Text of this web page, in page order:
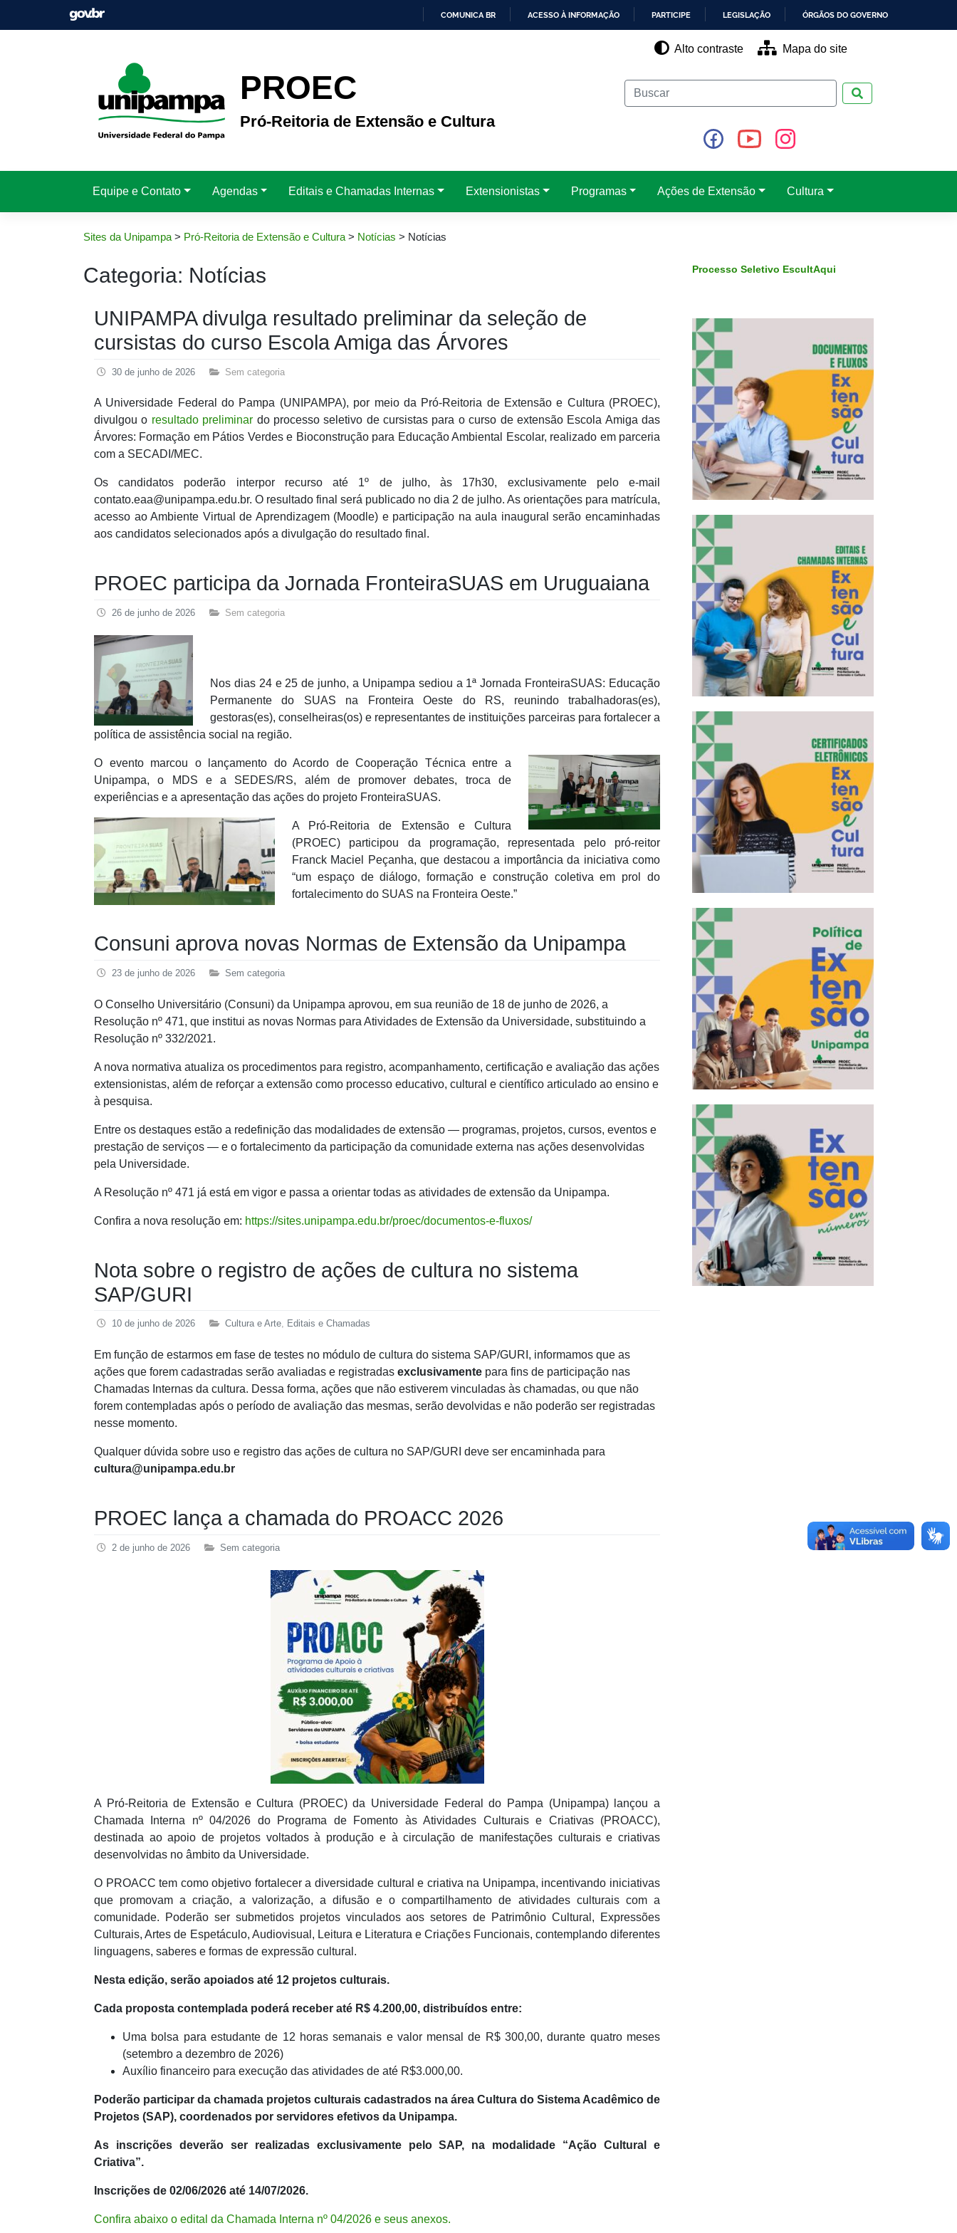
COMUNICA BR ACESSO À INFORMAÇÃO PARTICIPE LEGISLAÇÃO ÓRGÃOS DO GOVERNO
PROEC
Pró-Reitoria de Extensão e Cultura
Alto contraste Mapa do site
Equipe e Contato Agendas Editais e Chamadas Internas Extensionistas Programas Ações de Extensão Cultura
Sites da Unipampa> Pró-Reitoria de Extensão e Cultura> Notícias > Notícias
Categoria: Notícias
UNIPAMPA divulga resultado preliminar da seleção de
cursistas do curso Escola Amiga das Árvores
30 de junho de 2026 Sem categoria
A Universidade Federal do Pampa (UNIPAMPA), por meio da Pró-Reitoria de Extensão e Cultura (PROEC),
divulgou o resultado preliminar do processo seletivo de cursistas para o curso de extensão Escola Amiga das
Árvores: Formação em Pátios Verdes e Bioconstrução para Educação Ambiental Escolar, realizado em parceria
com a SECADI/MEC.
Os candidatos poderão interpor recurso até 1º de julho, às 17h30, exclusivamente pelo e-mail
contato.eaa@unipampa.edu.br. O resultado final será publicado no dia 2 de julho. As orientações para matrícula,
acesso ao Ambiente Virtual de Aprendizagem (Moodle) e participação na aula inaugural serão encaminhadas
aos candidatos selecionados após a divulgação do resultado final.
PROEC participa da Jornada FronteiraSUAS em Uruguaiana
26 de junho de 2026 Sem categoria
Nos dias 24 e 25 de junho, a Unipampa sediou a 1ª Jornada FronteiraSUAS: Educação
Permanente do SUAS na Fronteira Oeste do RS, reunindo trabalhadoras(es),
gestoras(es), conselheiras(os) e representantes de instituições parceiras para fortalecer a
política de assistência social na região.
O evento marcou o lançamento do Acordo de Cooperação Técnica entre a
Unipampa, o MDS e a SEDES/RS, além de promover debates, troca de
experiências e a apresentação das ações do projeto FronteiraSUAS.
A Pró-Reitoria de Extensão e Cultura
(PROEC) participou da programação, representada pelo pró-reitor
Franck Maciel Peçanha, que destacou a importância da iniciativa como
“um espaço de diálogo, formação e construção coletiva em prol do
fortalecimento do SUAS na Fronteira Oeste.”
Consuni aprova novas Normas de Extensão da Unipampa
23 de junho de 2026 Sem categoria
O Conselho Universitário (Consuni) da Unipampa aprovou, em sua reunião de 18 de junho de 2026, a
Resolução nº 471, que institui as novas Normas para Atividades de Extensão da Universidade, substituindo a
Resolução nº 332/2021.
A nova normativa atualiza os procedimentos para registro, acompanhamento, certificação e avaliação das ações
extensionistas, além de reforçar a extensão como processo educativo, cultural e científico articulado ao ensino e
à pesquisa.
Entre os destaques estão a redefinição das modalidades de extensão — programas, projetos, cursos, eventos e
prestação de serviços — e o fortalecimento da participação da comunidade externa nas ações desenvolvidas
pela Universidade.
A Resolução nº 471 já está em vigor e passa a orientar todas as atividades de extensão da Unipampa.
Confira a nova resolução em: https://sites.unipampa.edu.br/proec/documentos-e-fluxos/
Nota sobre o registro de ações de cultura no sistema
SAP/GURI
10 de junho de 2026 Cultura e Arte, Editais e Chamadas
Em função de estarmos em fase de testes no módulo de cultura do sistema SAP/GURI, informamos que as
ações que forem cadastradas serão avaliadas e registradas exclusivamente para fins de participação nas
Chamadas Internas da cultura. Dessa forma, ações que não estiverem vinculadas às chamadas, ou que não
forem contempladas após o período de avaliação das mesmas, serão devolvidas e não poderão ser registradas
nesse momento.
Qualquer dúvida sobre uso e registro das ações de cultura no SAP/GURI deve ser encaminhada para
cultura@unipampa.edu.br
PROEC lança a chamada do PROACC 2026
2 de junho de 2026 Sem categoria
A Pró-Reitoria de Extensão e Cultura (PROEC) da Universidade Federal do Pampa (Unipampa) lançou a
Chamada Interna nº 04/2026 do Programa de Fomento às Atividades Culturais e Criativas (PROACC),
destinada ao apoio de projetos voltados à produção e à circulação de manifestações culturais e criativas
desenvolvidas no âmbito da Universidade.
O PROACC tem como objetivo fortalecer a diversidade cultural e criativa na Unipampa, incentivando iniciativas
que promovam a criação, a valorização, a difusão e o compartilhamento de atividades culturais com a
comunidade. Poderão ser submetidos projetos vinculados aos setores de Patrimônio Cultural, Expressões
Culturais, Artes de Espetáculo, Audiovisual, Leitura e Literatura e Criações Funcionais, contemplando diferentes
linguagens, saberes e formas de expressão cultural.
Nesta edição, serão apoiados até 12 projetos culturais.
Cada proposta contemplada poderá receber até R$ 4.200,00, distribuídos entre:
Uma bolsa para estudante de 12 horas semanais e valor mensal de R$ 300,00, durante quatro meses
(setembro a dezembro de 2026)
Auxílio financeiro para execução das atividades de até R$3.000,00.
Poderão participar da chamada projetos culturais cadastrados na área Cultura do Sistema Acadêmico de
Projetos (SAP), coordenados por servidores efetivos da Unipampa.
As inscrições deverão ser realizadas exclusivamente pelo SAP, na modalidade “Ação Cultural e
Criativa”.
Inscrições de 02/06/2026 até 14/07/2026.
Confira abaixo o edital da Chamada Interna nº 04/2026 e seus anexos.
Processo Seletivo EscultAqui